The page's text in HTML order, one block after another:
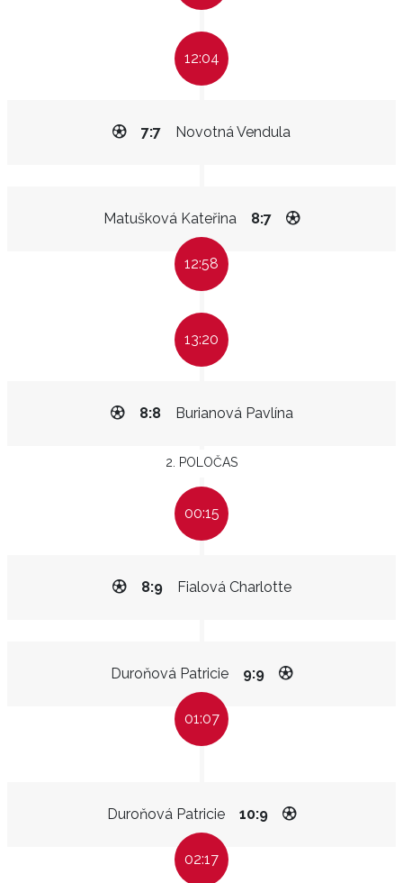
12:04
Novotná Vendula
7:7
Matušková Kateřina 8:7
12:58
13:20
Burianová Pavlína
8:8
2. POLOČAS
00:15
Fialová Charlotte
8:9
Duroňová Patricie 9:9
01:07
Duroňová Patricie 10:9
02:17